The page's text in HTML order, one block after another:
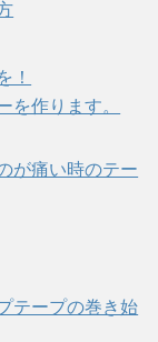
！
を作ります。
が痛い時のテー
テープの巻き始